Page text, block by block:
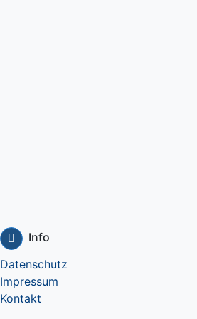
Info
Datenschutz
Impressum
Kontakt